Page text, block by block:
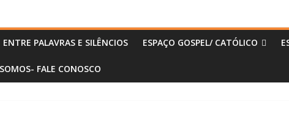
ENTRE PALAVRAS E SILÊNCIOS ESPAÇO GOSPEL/ CATÓLICO
FALE CONOSCO